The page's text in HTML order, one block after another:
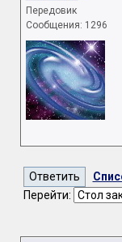
Передовик
Сообщения: 1296
Перейти: